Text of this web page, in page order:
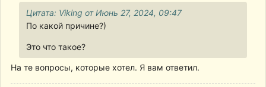
Цитата: Viking от Июнь 27, 2024, 09:47
По какой причине?)
Это что такое?
На те вопросы, которые хотел. Я вам ответил.